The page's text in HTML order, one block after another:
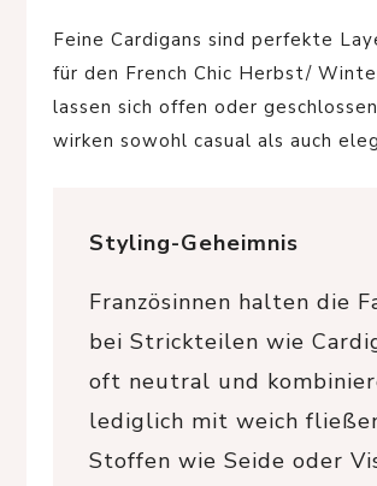
Feine Cardigans sind perfekte
für den French Chic Herbst/
lassen sich offen oder
wirken sowohl casual als auch
Styling-Geheimnis
Französinnen halten die
bei Strickteilen wie
oft neutral und
lediglich mit weich
Stoffen wie Seide oder